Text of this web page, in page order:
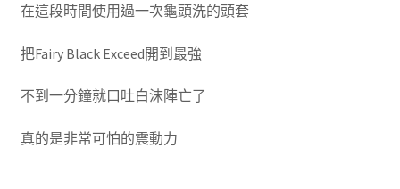
在這段時間使用過一次龜頭洗的頭套
把Fairy Black Exceed開到最強
不到一分鐘就口吐白沫陣亡了
真的是非常可怕的震動力